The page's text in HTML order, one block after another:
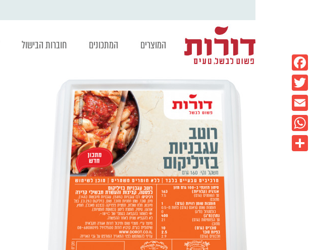
המוצרים המתכונים חוברות הבישול
Facebook
Twitter
Email
WhatsApp